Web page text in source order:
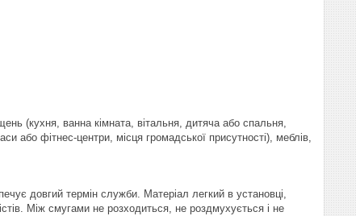
(кухня, ванна кімната, вітальня, дитяча або спальня,
або фітнес-центри, місця громадської присутності), меблів,
довгий термін служби. Матеріал легкий в установці,
Між смугами не розходиться, не роздмухується і не